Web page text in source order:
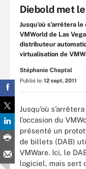
Diebold met
Jusqu’où s’arrêtera
VMWorld de Las
distributeur
virtualisation de
Stéphanie Chaptal
Publié le: 12 sept. 2011
Jusqu’où
l’occasion du
présenté un
de billets (DAB)
VMWare. Ici, le
logiciel, mais sert